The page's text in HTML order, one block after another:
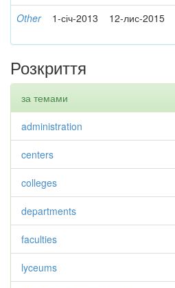
Other 1-січ-2013 12-лис-2015
Розкриття
за темами
administration
centers
colleges
departments
faculties
lyceums